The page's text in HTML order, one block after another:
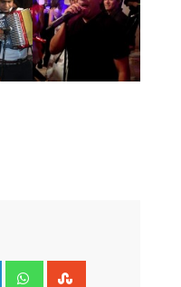
LinkedIn Whatsapp